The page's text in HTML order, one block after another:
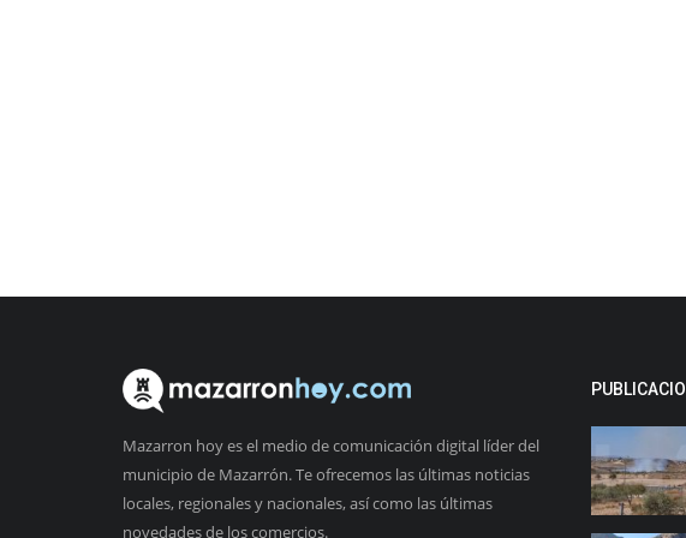
Mazarron hoy es el medio de comunicación digital líder del
municipio de Mazarrón. Te ofrecemos las últimas noticias
locales, regionales y nacionales, así como las últimas
novedades de los comercios.